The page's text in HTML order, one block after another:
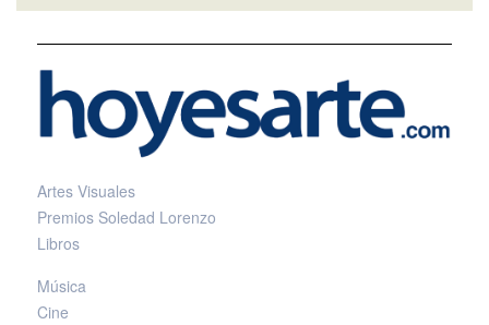
Artes Visuales
Premios Soledad Lorenzo
Libros
Música
Cine